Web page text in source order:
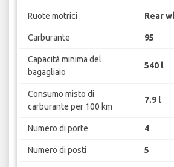
Ruote motrici Rear
Carburante 95
Capacità minima del
bagagliaio
540 l
Consumo misto di
carburante per 100 km
7.9 l
Numero di porte 4
Numero di posti 5